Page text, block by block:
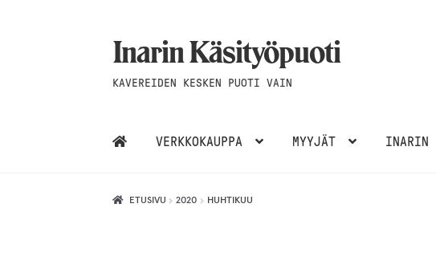
Siirry
navigointiin
Siirry
sisältöön
Inarin Käsityöpuoti
KAVEREIDEN KESKEN PUOTI VAIN
VERKKOKAUPPA MYYJÄT INARIN
ETUSIVU 2020 HUHTIKUU